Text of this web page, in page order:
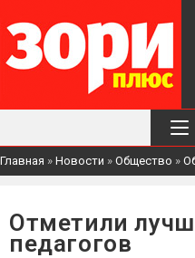
Главная » Новости » Общество »
Отметили
педагогов